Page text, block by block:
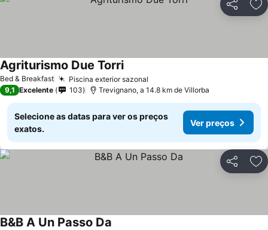
Partilhar
Bed & Breakfast Piscina exterior sazonal
Agriturismo Due TorriVer preços
9,1 Excelente 103 Trevignano, a 14.8 km de Villorba
Selecione as datas para ver os preços
exatos.
Ver preços
Partilhar
B&B A Un Passo Da